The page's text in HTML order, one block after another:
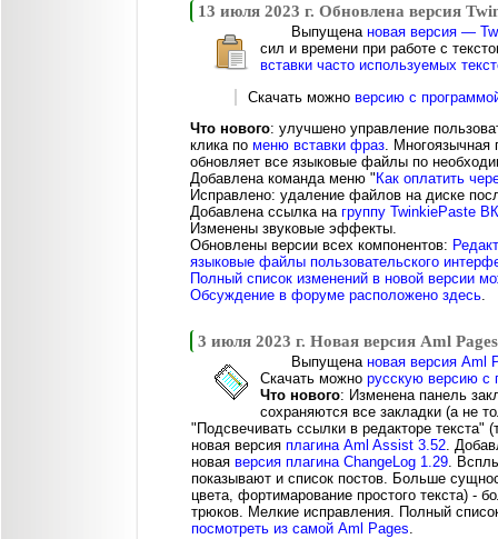
13 июля 2023 г. Обновлена версия
Выпущена новая версия —
сил и времени при работе с
вставки часто используемых
Скачать можно версию с
Что нового: улучшено управление
клика по меню вставки фраз. Многоязычная
обновляет все языковые файлы по
Добавлена команда меню " Как оплатить
Исправлено: удаление файлов на диске
Добавлена ссылка на группу TwinkiePaste
Изменены звуковые эффекты.
Обновлены версии всех компонентов:
языковые файлы пользовательского
Полный список изменений в новой версии
Обсуждение в форуме расположено здесь.
3 июля 2023 г. Новая версия Aml
Выпущена новая версия Aml
Скачать можно русскую версию с
Что нового: Изменена панель
сохраняются все закладки (а не
"Подсвечивать ссылки в редакторе
новая версия плагина Aml Assist 3.52.
новая версия плагина ChangeLog 1.29.
показывают и список постов. Больше
цвета, фортимарование простого текста) -
трюков. Мелкие исправления. Полный
посмотреть из самой Aml Pages.